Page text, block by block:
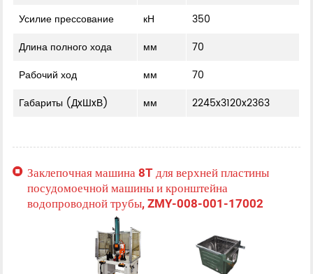
Усилие прессование
кН
350
Длина полного хода
мм
70
Рабочий ход
мм
70
Габариты (ДxШxВ)
мм 2245x3120x2363
Заклепочная машина 8T для верхней пластины
посудомоечной машины и кронштейна
водопроводной трубы, ZMY-008-001-17002